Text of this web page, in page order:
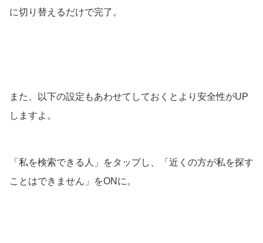
に切り替えるだけで完了。
また、以下の設定もあわせてしておくとより安全性がUP
しますよ。
「私を検索できる人」をタップし、「近くの方が私を探す
ことはできません」をONに。